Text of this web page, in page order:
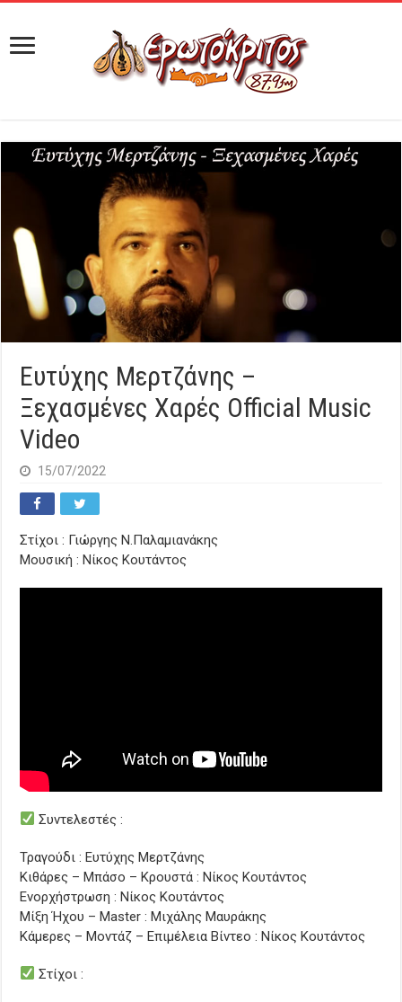
Ευτύχης Μερτζάνης –
Ξεχασμένες Χαρές Official Music
Video
15/07/2022
Στίχοι : Γιώργης Ν.Παλαμιανάκης
Μουσική : Νίκος Κουτάντος
Συντελεστές :
Τραγούδι : Ευτύχης Μερτζάνης
Κιθάρες – Μπάσο – Κρουστά : Νίκος Κουτάντος
Ενορχήστρωση : Νίκος Κουτάντος
Μίξη Ήχου – Master : Μιχάλης Μαυράκης
Κάμερες – Μοντάζ – Επιμέλεια Βίντεο : Νίκος Κουτάντος
Στίχοι :